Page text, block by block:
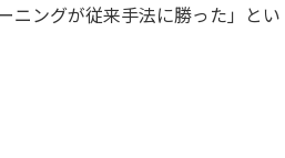
ニングが従来手法に勝った」とい